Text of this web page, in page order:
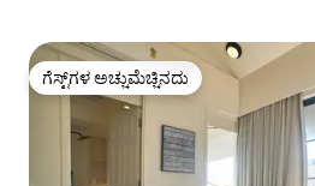
ಗೆಸ್ಟ್‌ಗಳ ಅಚ್ಚುಮೆಚ್ಚಿನದು
ಗೆಸ್ಟ್‌ಗಳ ಅಚ್ಚುಮೆಚ್ಚಿನದು